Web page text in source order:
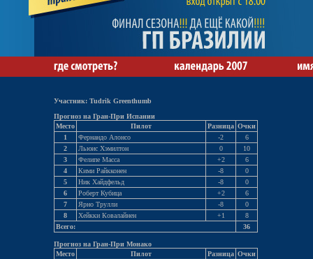
Участник: Tudrik Greenthumb
Прогноз на Гран-При Испании
Место
Пилот Разница Очки
1
Фернандо Алонсо -2
6
2
Льюис Хэмилтон 0
10
3
Фелипе Масса +2
6
4
Кими Райкконен -8
0
5
Ник Хайдфельд -8
0
6
Роберт Кубица +2
6
7
Ярно Трулли -8
0
8
Хейкки Ковалайнен +1
8
Всего:
36
Прогноз на Гран-При Монако
Место
Пилот Разница Очки